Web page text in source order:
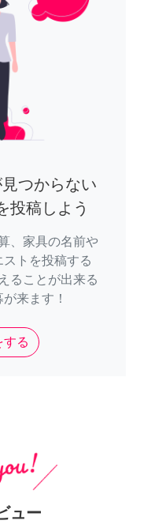
つからない
投稿しよう
、家具の名前や
トを投稿する
ることが出来る
来ます！
する
ュー